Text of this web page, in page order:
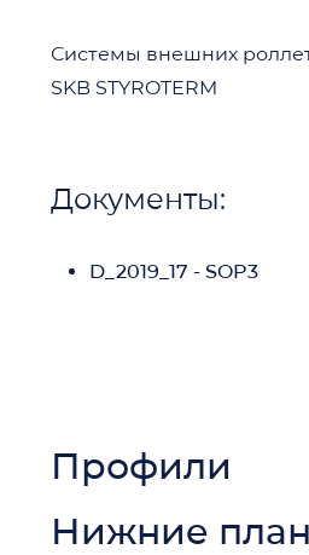
Системы внешних
SKB STYROTERM
Документы:
D_2019_17 - SOP3
Профили
Нижние